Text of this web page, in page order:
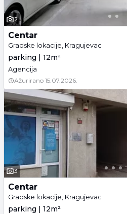
2
Centar
Gradske lokacije, Kragujevac
parking | 12m²
Agencija
Ažurirano 15.07.2026.
3
Centar
Gradske lokacije, Kragujevac
parking | 12m²